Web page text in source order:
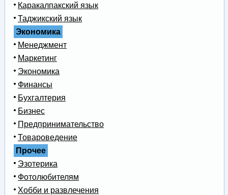
Каракалпакский язык
Таджикский язык
Экономика
Менеджмент
Маркетинг
Экономика
Финансы
Бухгалтерия
Бизнес
Предпринимательство
Товароведение
Прочее
Эзотерика
Фотолюбителям
Хобби и развлечения